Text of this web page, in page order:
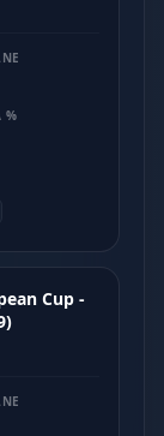
%
Cup -